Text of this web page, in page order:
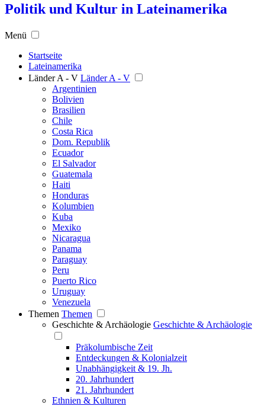
Politik und Kultur in Lateinamerika
Menü
Startseite
Lateinamerika
Länder A - V Länder A - V
Argentinien
Bolivien
Brasilien
Chile
Costa Rica
Dom. Republik
Ecuador
El Salvador
Guatemala
Haiti
Honduras
Kolumbien
Kuba
Mexiko
Nicaragua
Panama
Paraguay
Peru
Puerto Rico
Uruguay
Venezuela
Themen Themen
Geschichte & Archäologie Geschichte & Archäologie
Präkolumbische Zeit
Entdeckungen & Kolonialzeit
Unabhängigkeit & 19. Jh.
20. Jahrhundert
21. Jahrhundert
Ethnien & Kulturen